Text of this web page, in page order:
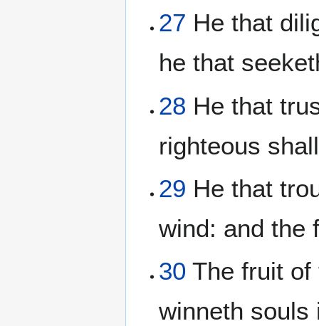
27 He that
he that
28 He that
righteous
29 He that
wind: and the
30 The fruit
winneth souls